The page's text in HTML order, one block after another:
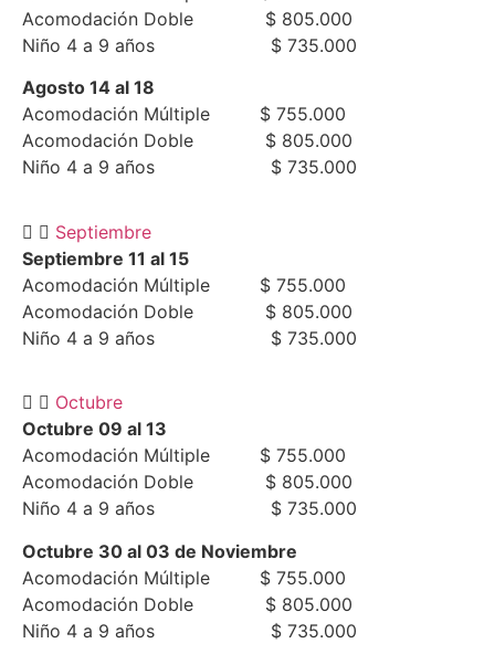
Acomodación Doble $ 805.000
Niño 4 a 9 años $ 735.000
Agosto 14 al 18
Acomodación Múltiple $ 755.000
Acomodación Doble $ 805.000
Niño 4 a 9 años $ 735.000
Septiembre
Septiembre 11 al 15
Acomodación Múltiple $ 755.000
Acomodación Doble $ 805.000
Niño 4 a 9 años $ 735.000
Octubre
Octubre 09 al 13
Acomodación Múltiple $ 755.000
Acomodación Doble $ 805.000
Niño 4 a 9 años $ 735.000
Octubre 30 al 03 de Noviembre
Acomodación Múltiple $ 755.000
Acomodación Doble $ 805.000
Niño 4 a 9 años $ 735.000